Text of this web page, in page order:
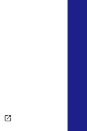
open_in_new